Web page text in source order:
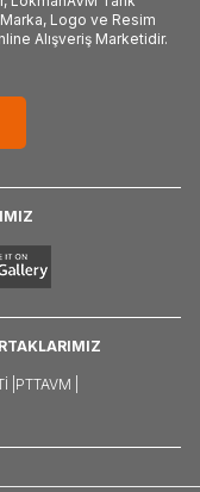
Logo ve Resim
Alışveriş Marketidir.
| PTTAVM |